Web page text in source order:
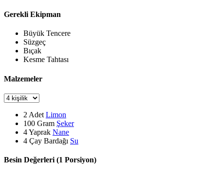
Gerekli Ekipman
Büyük Tencere
Süzgeç
Bıçak
Kesme Tahtası
Malzemeler
2 Adet Limon
100 Gram Şeker
4Yaprak Nane
4 Çay Bardağı Su
Besin Değerleri (1 Porsiyon)